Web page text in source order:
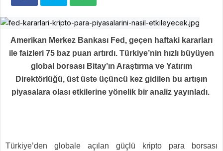
Amerikan Merkez Bankası Fed, geçen haftaki kararları
ile faizleri 75 baz puan artırdı. Türkiye’nin hızlı büyüyen
global borsası Bitay’ın Araştırma ve Yatırım
Direktörlüğü, üst üste üçüncü kez gidilen bu artışın
piyasalara olası etkilerine yönelik bir analiz yayınladı.
Türkiye’den globale açılan güçlü kripto para borsası